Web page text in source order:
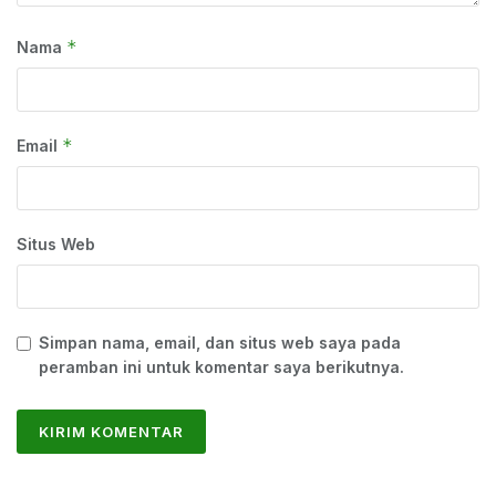
Nama *
Email *
Situs Web
Simpan nama, email, dan situs web saya pada
peramban ini untuk komentar saya berikutnya.